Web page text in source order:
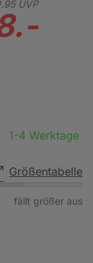
95UVP
1-4 Werktage
Größentabelle
fällt größer aus